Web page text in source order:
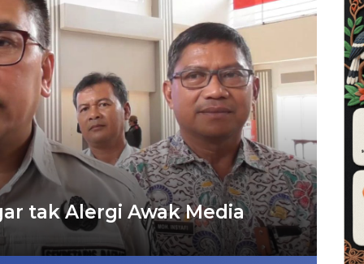
tak Alergi Awak Media